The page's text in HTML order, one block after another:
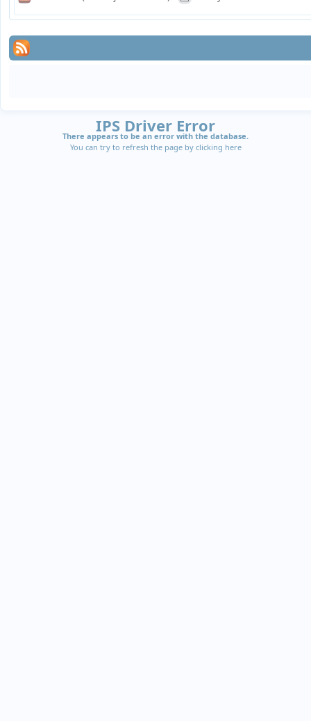
IPS Driver Error
There appears to be an error with the database.
You can try to refresh the page by clicking here